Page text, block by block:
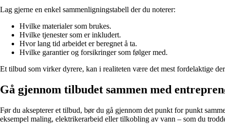
Lag gjerne en enkel sammenligningstabell der du noterer:
Hvilke materialer som brukes.
Hvilke tjenester som er inkludert.
Hvor lang tid arbeidet er beregnet å ta.
Hvilke garantier og forsikringer som følger med.
Et tilbud som virker dyrere, kan i realiteten være det mest fordelaktige
Gå gjennom tilbudet sammen med
Før du aksepterer et tilbud, bør du gå gjennom det punkt for punkt
eksempel maling, elektrikerarbeid eller tilkobling av vann – som du